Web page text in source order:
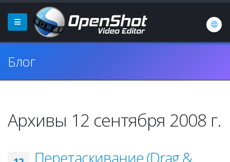
Блог
Архивы 12 сентября 2008 г.
Перетаскивание (Drag &